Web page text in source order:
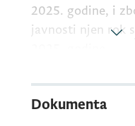
2025. godine, i
javnosti njen rok
Ministarstvo
Dokumenta